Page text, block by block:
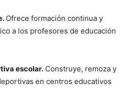
Ofrece formación continua y
a los profesores de educación
escolar. Construye, remoza y
en centros educativos